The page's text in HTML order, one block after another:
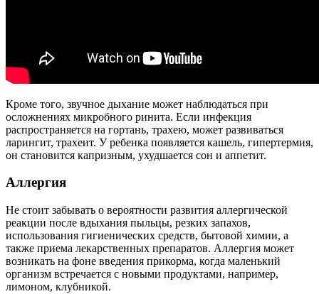
Кроме того, звучное дыхание может наблюдаться при
осложнениях микробного ринита. Если инфекция
распространяется на гортань, трахею, может развиваться
ларингит, трахеит. У ребенка появляется кашель, гипертермия,
он становится капризным, ухудшается сон и аппетит.
Аллергия
Не стоит забывать о вероятности развития аллергической
реакции после вдыхания пыльцы, резких запахов,
использования гигиенических средств, бытовой химии, а
также приема лекарственных препаратов. Аллергия может
возникать на фоне введения прикорма, когда маленький
организм встречается с новыми продуктами, например,
лимоном, клубникой.